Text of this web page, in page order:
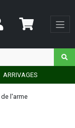
ARRIVAGES
l'arme